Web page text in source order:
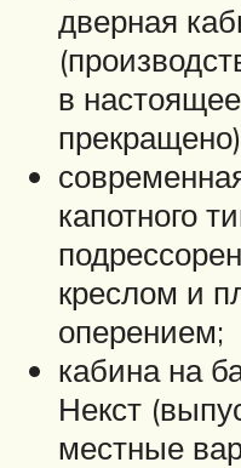
дверная
в
капотного
креслом и
оперением;
кабина на
Некст
местные